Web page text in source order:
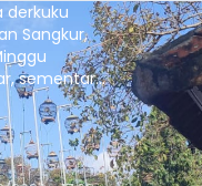
Sangkur,
sementara
masing-
oleh
kualitas